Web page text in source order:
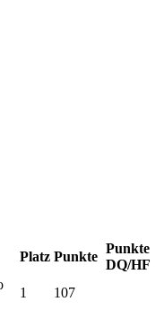
Platz Punkte
Punkte
DQ/HF
1 107